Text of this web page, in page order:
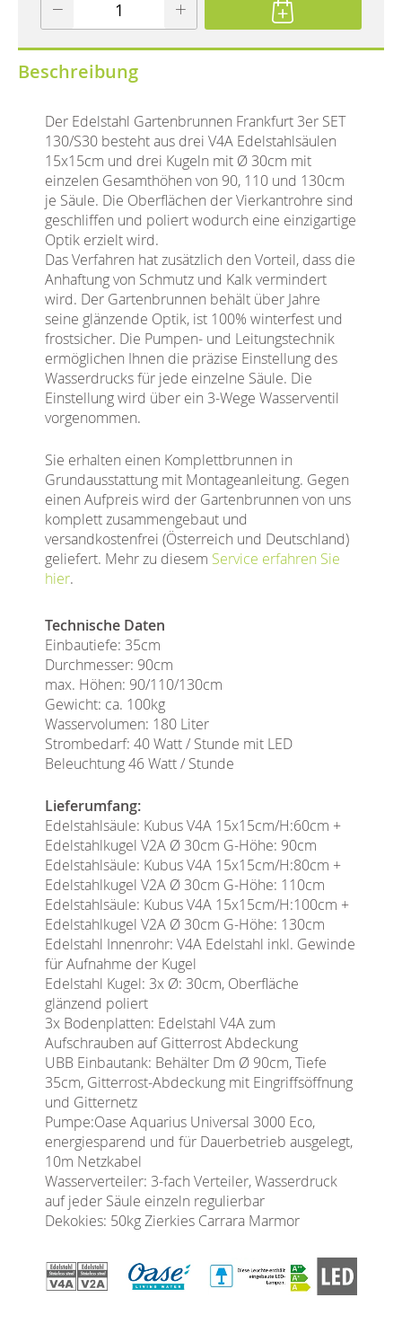
Beschreibung
Der Edelstahl Gartenbrunnen Frankfurt 3er SET
130/S30 besteht aus drei V4A Edelstahlsäulen
15x15cm und drei Kugeln mit Ø 30cm mit
einzelen Gesamthöhen von 90, 110 und 130cm
je Säule. Die Oberflächen der Vierkantrohre sind
geschliffen und poliert wodurch eine einzigartige
Optik erzielt wird.
Das Verfahren hat zusätzlich den Vorteil, dass die
Anhaftung von Schmutz und Kalk vermindert
wird. Der Gartenbrunnen behält über Jahre
seine glänzende Optik, ist 100% winterfest und
frostsicher. Die Pumpen- und Leitungstechnik
ermöglichen Ihnen die präzise Einstellung des
Wasserdrucks für jede einzelne Säule. Die
Einstellung wird über ein 3-Wege Wasserventil
vorgenommen.
Sie erhalten einen Komplettbrunnen in
Grundausstattung mit Montageanleitung. Gegen
einen Aufpreis wird der Gartenbrunnen von uns
komplett zusammengebaut und
versandkostenfrei (Österreich und Deutschland)
geliefert. Mehr zu diesem Service erfahren Sie
hier.
Technische Daten
Einbautiefe: 35cm
Durchmesser: 90cm
max. Höhen: 90/110/130cm
Gewicht: ca. 100kg
Wasservolumen: 180 Liter
Strombedarf: 40 Watt / Stunde mit LED
Beleuchtung 46 Watt / Stunde
Lieferumfang:
Edelstahlsäule: Kubus V4A 15x15cm/H:60cm +
Edelstahlkugel V2A Ø 30cm G-Höhe: 90cm
Edelstahlsäule: Kubus V4A 15x15cm/H:80cm +
Edelstahlkugel V2A Ø 30cm G-Höhe: 110cm
Edelstahlsäule: Kubus V4A 15x15cm/H:100cm +
Edelstahlkugel V2A Ø 30cm G-Höhe: 130cm
Edelstahl Innenrohr: V4A Edelstahl inkl. Gewinde
für Aufnahme der Kugel
Edelstahl Kugel: 3x Ø: 30cm, Oberfläche
glänzend poliert
3x Bodenplatten: Edelstahl V4A zum
Aufschrauben auf Gitterrost Abdeckung
UBB Einbautank: Behälter Dm Ø 90cm, Tiefe
35cm, Gitterrost-Abdeckung mit Eingriffsöffnung
und Gitternetz
Pumpe:Oase Aquarius Universal 3000 Eco,
energiesparend und für Dauerbetrieb ausgelegt,
10m Netzkabel
Wasserverteiler: 3-fach Verteiler, Wasserdruck
auf jeder Säule einzeln regulierbar
Dekokies: 50kg Zierkies Carrara Marmor